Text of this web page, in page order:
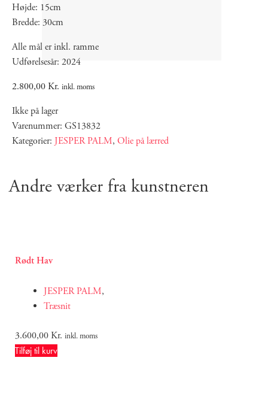
Højde: 15cm
Bredde: 30cm
Alle mål er inkl. ramme
Udførelsesår: 2024
2.800,00Kr. inkl. moms
Ikke på lager
Varenummer: GS13832
Kategorier: JESPER PALM, Olie på lærred
Andre værker fra kunstneren
Rødt Hav
JESPER PALM,
Træsnit
3.600,00Kr. inkl. moms
Tilføj til kurv